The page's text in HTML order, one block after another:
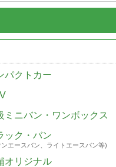
パクトカー
ミニバン・ワンボックス
ック・バン
エースバン、ライトエースバン等)
オリジナル